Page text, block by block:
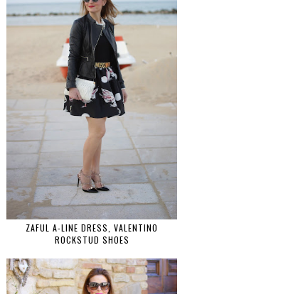
ZAFUL A-LINE DRESS, VALENTINO
ROCKSTUD SHOES